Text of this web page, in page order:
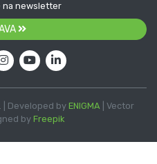
newsletter
| Developed by ENIGMA| Vector
by Freepik